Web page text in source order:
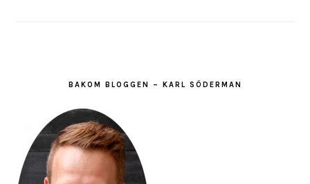
BAKOM BLOGGEN – KARL SÖDERMAN